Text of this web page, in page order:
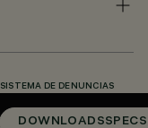
DOWNLOADSSPECS
SISTEMA DE DENUNCIAS